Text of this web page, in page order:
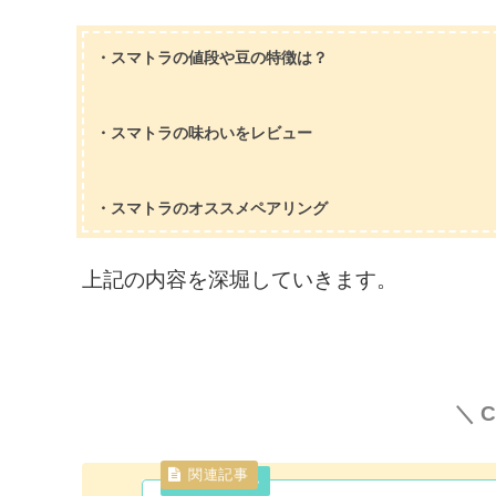
・スマトラの値段や豆の特徴は？
・スマトラの味わいをレビュー
・スマトラのオススメペアリング
上記の内容を深堀していきます。
＼